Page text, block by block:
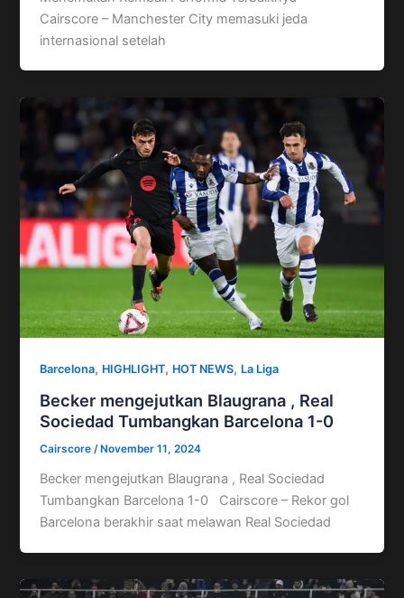
Cairscore – Manchester City memasuki jeda
internasional setelah
Barcelona, HIGHLIGHT, HOT NEWS, La Liga
Becker mengejutkan Blaugrana , Real
Sociedad Tumbangkan Barcelona 1-0
Cairscore/ November 11, 2024
Becker mengejutkan Blaugrana , Real Sociedad
Tumbangkan Barcelona 1-0 Cairscore – Rekor gol
Barcelona berakhir saat melawan Real Sociedad